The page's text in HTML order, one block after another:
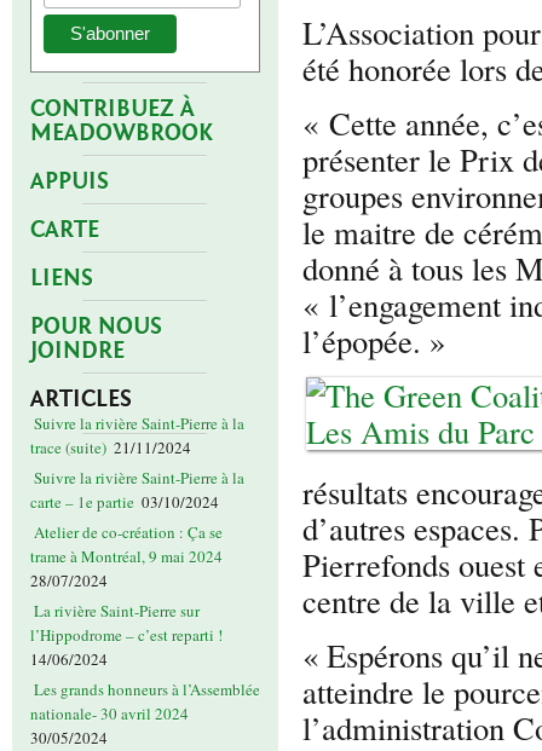
CONTRIBUEZ À
MEADOWBROOK
APPUIS
CARTE
LIENS
POUR NOUS
JOINDRE
ARTICLES
Suivre la rivière Saint-Pierre à la
trace (suite) 21/11/2024
Suivre la rivière Saint-Pierre à la
carte – 1e partie 03/10/2024
Atelier de co-création : Ça se
trame à Montréal, 9 mai 2024
28/07/2024
La rivière Saint-Pierre sur
l’Hippodrome – c’est reparti !
14/06/2024
Les grands honneurs à l’Assemblée
nationale- 30 avril 2024
30/05/2024
L’Association
été honorée lors
« Cette année,
présenter le Prix
groupes
le maitre de
donné à tous les
« l’engagement
l’épopée. »
résultats
d’autres
Pierrefonds
centre de la ville
« Espérons qu’il
atteindre le
l’administration